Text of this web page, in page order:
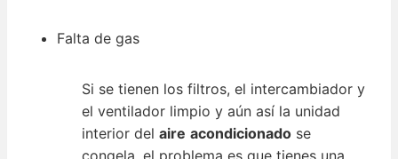
Falta de gas
Si se tienen los filtros, el intercambiador y
el ventilador limpio y aún así la unidad
interior del aire acondicionado se